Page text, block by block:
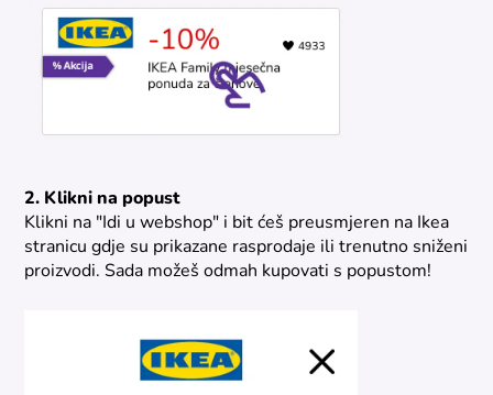
2. Klikni na popust
Klikni na "Idi u webshop" i bit ćeš preusmjeren na Ikea
stranicu gdje su prikazane rasprodaje ili trenutno sniženi
proizvodi. Sada možeš odmah kupovati s popustom!